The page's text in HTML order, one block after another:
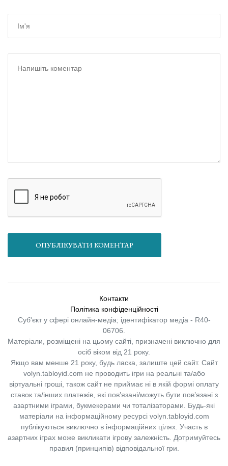
ОПУБЛІКУВАТИ КОМЕНТАР
Контакти
Політика конфіденційності
Суб'єкт у сфері онлайн-медіа; ідентифікатор медіа - R40-
06706.
Матеріали, розміщені на цьому сайті, призначені виключно для
осіб віком від 21 року.
Якщо вам менше 21 року, будь ласка, залиште цей сайт. Сайт
volyn.tabloyid.com не проводить ігри на реальні та/або
віртуальні гроші, також сайт не приймає ні в якій формі оплату
ставок та/інших платежів, які пов’язані/можуть бути пов’язані з
азартними іграми, букмекерами чи тоталізаторами. Будь-які
матеріали на інформаційному ресурсі volyn.tabloyid.com
публікуються виключно в інформаційних цілях. Участь в
азартних іграх може викликати ігрову залежність. Дотримуйтесь
правил (принципів) відповідальної гри.